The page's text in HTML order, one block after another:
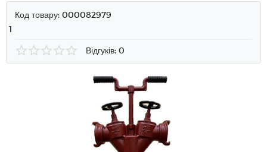
Код товару: 000082979
1
Відгуків: 0